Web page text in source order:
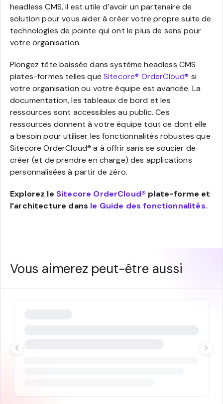
headless CMS, il est utile d’avoir un partenaire de
solution pour vous aider à créer votre propre suite de
technologies de pointe qui ont le plus de sens pour
votre organisation.
Plongez tête baissée dans système headless CMS
plates-formes telles queSitecore® OrderCloud® si
votre organisation ou votre équipe est avancée. La
documentation, les tableaux de bord et les
ressources sont accessibles au public. Ces
ressources donnent à votre équipe tout ce dont elle
a besoin pour utiliser les fonctionnalités robustes que
Sitecore OrderCloud® a à offrir sans se soucier de
créer (et de prendre en charge) des applications
personnalisées à partir de zéro.
Explorez le Sitecore OrderCloud® plate-forme et
l’architecture dans le Guide des fonctionnalités.
Vous aimerez peut-être aussi